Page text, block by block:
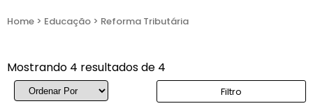
Home > Educação > Reforma Tributária
Mostrando 4 resultados de 4
Filtro